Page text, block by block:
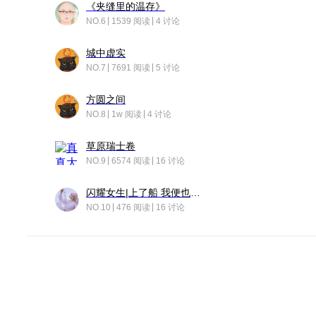
《夹缝里的温存》
NO.6 1539 阅读 4 讨论
城中虚实
NO.7 7691 阅读 5 讨论
方圆之间
NO.8 1w 阅读 4 讨论
草原瑞士卷
NO.9 6574 阅读 16 讨论
NO.10 476 阅读 16 讨论